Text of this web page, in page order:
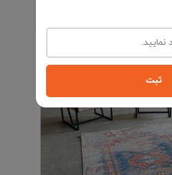
ثبت